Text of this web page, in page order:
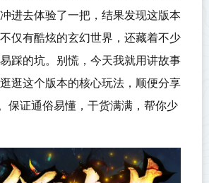
进去体验了一把，结果发现这版本
仅有酷炫的玄幻世界，还藏着不少
踩的坑。别慌，今天我就用讲故事
逛这个版本的核心玩法，顺便分享
保证通俗易懂，干货满满，帮你少